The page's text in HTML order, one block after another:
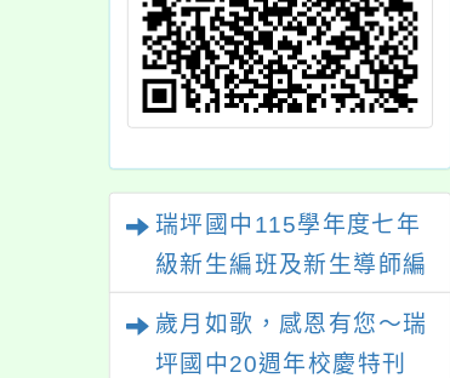
瑞坪國中115學年度七年
級新生編班及新生導師編
歲月如歌，感恩有您～瑞
坪國中20週年校慶特刊